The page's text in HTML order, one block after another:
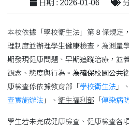
日期 : 2026-01-06
本校依據「學校衛生法」第 8 條規定
理制度並辦理學生健康檢查，為測量
期發現健康問題、早期追蹤治療，並
觀念、態度與行為。 為確保校園公共
康檢查係依據教育部 「 學校衛生法 」
查實施辦法 」、 衛生福利部 「 傳染病
學生若未完成健康檢查、健康檢查各